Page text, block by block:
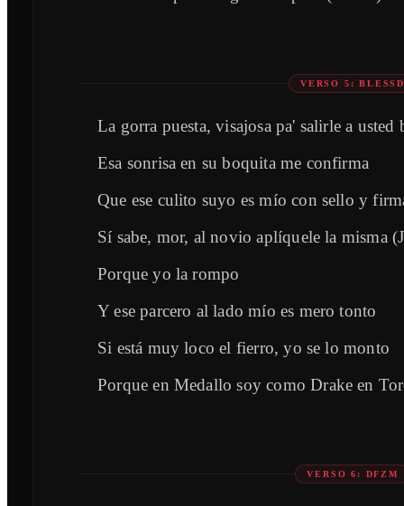
VERSO 5:
La gorra puesta, visajosa pa' salirle a usted
Esa sonrisa en su boquita me confirma
Que ese culito suyo es mío con sello y
Sí sabe, mor, al novio aplíquele la misma
Porque yo la rompo
Y ese parcero al lado mío es mero tonto
Si está muy loco el fierro, yo se lo monto
Porque en Medallo soy como Drake en
VERSO 6: DFZM